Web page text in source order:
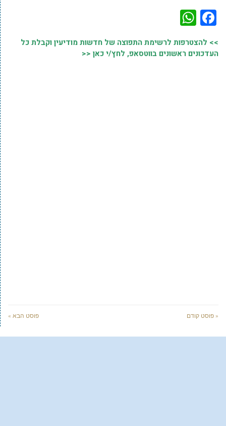
Facebook
>> להצטרפות לרשימת התפוצה של חדשות מודיעין וקבלת כל
העדכונים ראשונים בווטסאפ, לחץ/י כאן <<
« פוסט קודם פוסט הבא »